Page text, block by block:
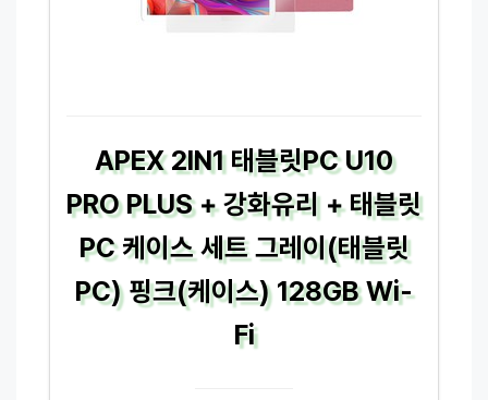
APEX 2IN1 태블릿PC U10
PRO PLUS + 강화유리 + 태블릿
PC 케이스 세트 그레이(태블릿
PC) 핑크(케이스) 128GB Wi-
Fi